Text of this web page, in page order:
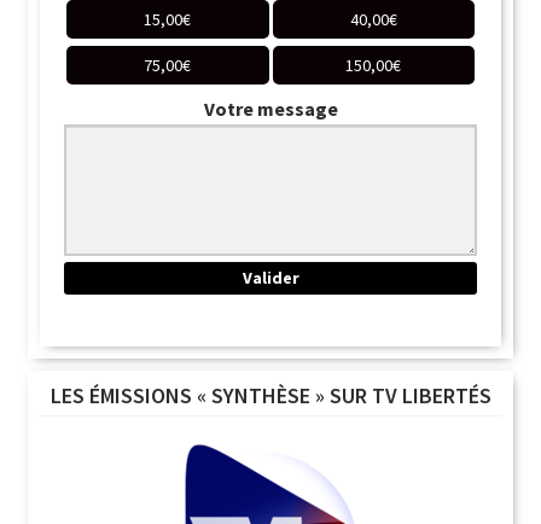
15,00€ 40,00€
75,00€ 150,00€
Votre message
LES ÉMISSIONS « SYNTHÈSE » SUR TV LIBERTÉS